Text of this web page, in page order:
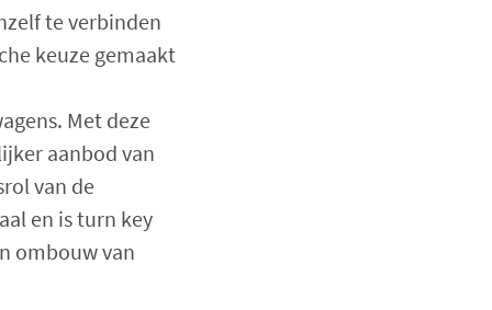
te verbinden
keuze gemaakt
Met deze
aanbod van
van de
en is turn key
ombouw van